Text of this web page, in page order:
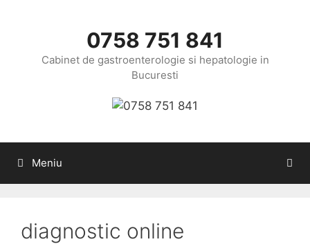
0758 751 841
Cabinet de gastroenterologie si hepatologie in
Bucuresti
Meniu
diagnostic online